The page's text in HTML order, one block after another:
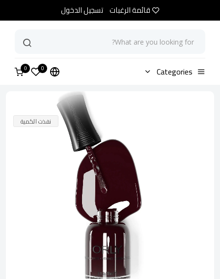
قائمة الرغبات تسجيل الدخول
Categories
0
0 الرئيسية
نفذت الكمية